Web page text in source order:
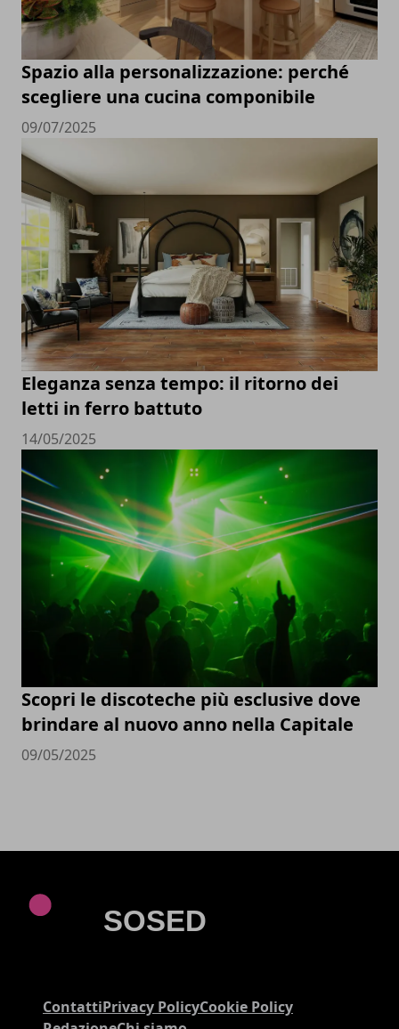
Spazio alla personalizzazione: perché
scegliere una cucina componibile
09/07/2025
Eleganza senza tempo: il ritorno dei
letti in ferro battuto
14/05/2025
Scopri le discoteche più esclusive dove
brindare al nuovo anno nella Capitale
09/05/2025
ContattiPrivacy PolicyCookie Policy